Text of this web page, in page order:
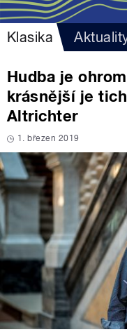
Klasika
Hudba je
krásnější je
Altrichter
1. březen 2019